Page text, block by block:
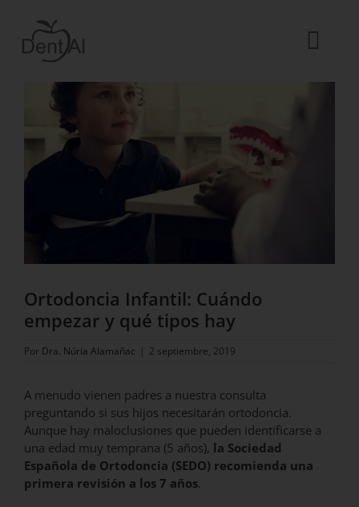
contenido
La Clínica
El equipo
Tratamientos
Urgencias dentales
imagen
grande
Ortodoncia Infantil: Cuándo
empezar y qué tipos hay
Por Dra. Núria Alamañac | 2 septiembre, 2019
A menudo vienen padres a nuestra consulta
preguntando si sus hijos necesitarán ortodoncia.
Aunque hay maloclusiones que pueden identificarse a
una edad muy temprana (5 años), la Sociedad
Española de Ortodoncia (SEDO) recomienda una
primera revisión a los 7 años.